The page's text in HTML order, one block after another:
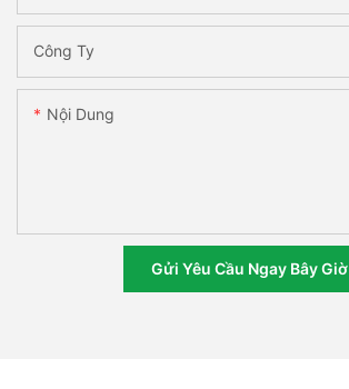
Công Ty
Nội Dung
Gửi Yêu Cầu Ngay Bây Giờ